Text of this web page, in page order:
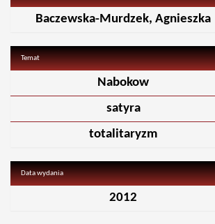
Baczewska-Murdzek, Agnieszka
Temat
Nabokow
satyra
totalitaryzm
Data wydania
2012